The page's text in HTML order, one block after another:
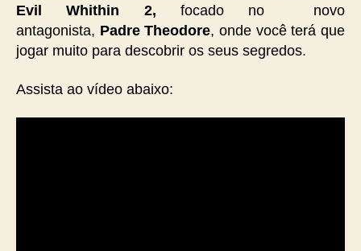
Evil Whithin 2, focado no novo
antagonista, Padre Theodore, onde você terá que
jogar muito para descobrir os seus segredos.
Assista ao vídeo abaixo: